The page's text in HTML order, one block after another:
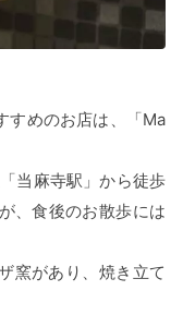
すめのお店は、「Ma
当麻寺駅」から徒歩
、食後のお散歩には
窯があり、焼き立て